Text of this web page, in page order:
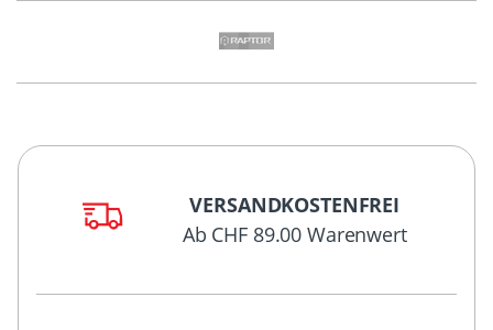
VERSANDKOSTENFREI
Ab CHF 89.00 Warenwert